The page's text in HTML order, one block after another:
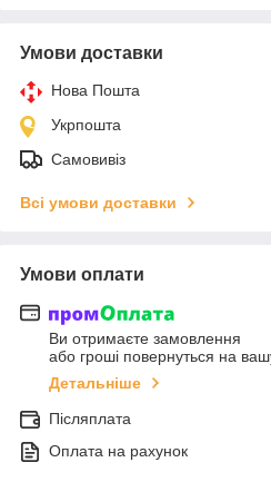
Умови доставки
Нова Пошта
Укрпошта
Самовивіз
Всі умови доставки
Умови оплати
Ви отримаєте замовлення
або гроші повернуться на
Детальніше
Післяплата
Оплата на рахунок